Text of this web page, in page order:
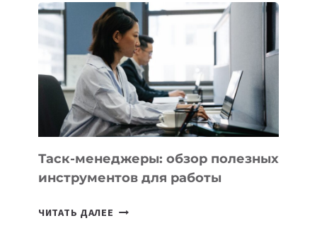
БИЗНЕСА:
КАКИЕ
3
ЗАДАЧИ
ЕМУ
МОЖНО
ПОРУЧИТЬ
УЖЕ
СЕГОДНЯ
Таск-менеджеры: обзор полезных
инструментов для работы
ЧИТАТЬ ДАЛЕЕ ТАСК-